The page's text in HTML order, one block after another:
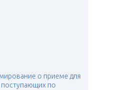
о приеме для
поступающих по